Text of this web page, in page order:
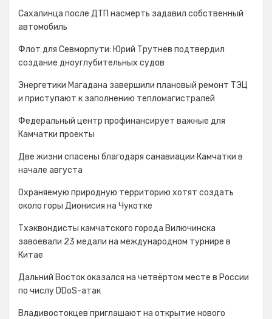
Сахалинца после ДТП насмерть задавил собственный
автомобиль
Флот для Севморпути: Юрий Трутнев подтвердил
создание дноуглубительных судов
Энергетики Магадана завершили плановый ремонт ТЭЦ
и приступают к заполнению тепломагистралей
Федеральный центр профинансирует важные для
Камчатки проекты
Две жизни спасены благодаря санавиации Камчатки в
начале августа
Охраняемую природную территорию хотят создать
около горы Дионисия на Чукотке
Тхэквондисты камчатского города Вилючинска
завоевали 23 медали на международном турнире в
Китае
Дальний Восток оказался на четвёртом месте в России
по числу DDoS-атак
Владивостокцев приглашают на открытие нового